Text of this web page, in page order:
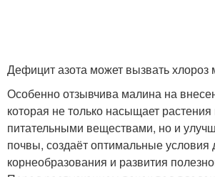
Дефицит азота может вызвать хлороз
Особенно отзывчива малина на
которая не только насыщает
питательными веществами, но и
почвы, создаёт оптимальные условия
корнеобразования и развития